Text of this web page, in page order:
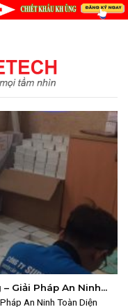
Giải Pháp An Ninh
An Ninh Toàn Diện